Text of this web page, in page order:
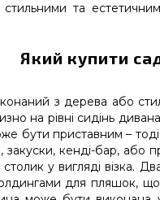
стильними та
Який купити
з дерева або
на рівні сидінь
бути приставним –
закуски, кенді-бар,
у вигляді візка.
для пляшок,